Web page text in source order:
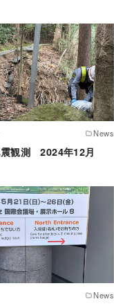
News
観測 2024年12月
News